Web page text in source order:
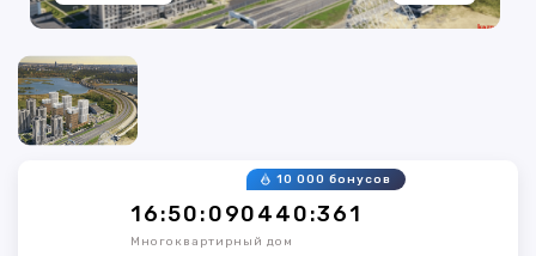
16:50:090440:361
10 000 бонусов
Многоквартирный дом